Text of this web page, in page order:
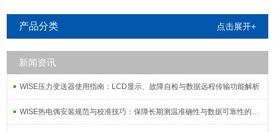
产品分类 点击展开+
新闻资讯
WISE压力变送器使用指南：LCD显示、故障自检与数据远程传输功能解析
WISE热电偶安装规范与校准技巧：保障长期测温准确性与数据可靠性的系统方案